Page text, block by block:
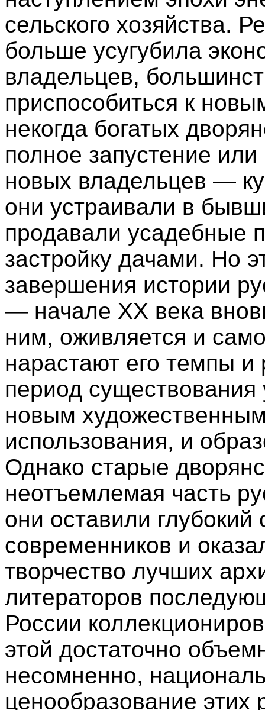
сельского хозяйства.
больше усугубила
владельцев,
приспособиться к
некогда богатых
полное запустение
новых владельцев —
они устраивали в
продавали усадебные
застройку дачами. Но
завершения истории
— начале XX века
ним, оживляется и
нарастают его темпы
период
новым
использования, и
Однако старые
неотъемлемая часть
они оставили глубокий
современников и
творчество лучших
литераторов
России
этой достаточно
несомненно,
ценообразование